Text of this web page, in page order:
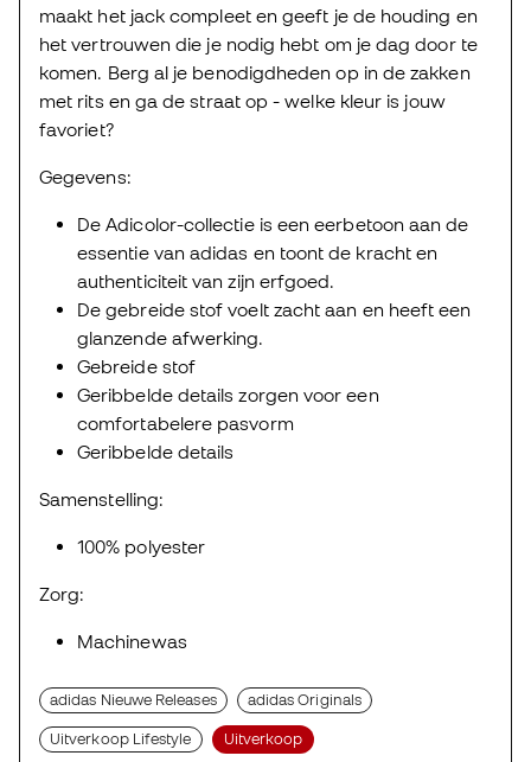
maakt het jack compleet en geeft je de houding en
het vertrouwen die je nodig hebt om je dag door te
komen. Berg al je benodigdheden op in de zakken
met rits en ga de straat op - welke kleur is jouw
favoriet?
Gegevens:
De Adicolor-collectie is een eerbetoon aan de
essentie van adidas en toont de kracht en
authenticiteit van zijn erfgoed.
De gebreide stof voelt zacht aan en heeft een
glanzende afwerking.
Gebreide stof
Geribbelde details zorgen voor een
comfortabelere pasvorm
Geribbelde details
Samenstelling:
100% polyester
Zorg:
Machinewas
adidas Nieuwe Releases adidas Originals
Uitverkoop Lifestyle Uitverkoop